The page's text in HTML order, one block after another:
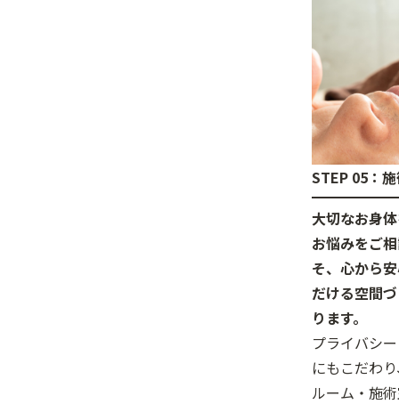
STEP 05：
大切なお身
お悩みをご
そ、心から
だける空間
ります。
プライバシ
にもこだわ
ルーム・施